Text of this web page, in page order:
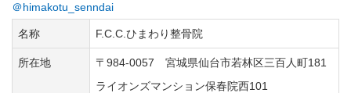
＠himakotu_senndai
名称 F.C.C.ひまわり整骨院
所在地
〒984-0057 宮城県仙台市若林区三百人町181
ライオンズマンション保春院西101